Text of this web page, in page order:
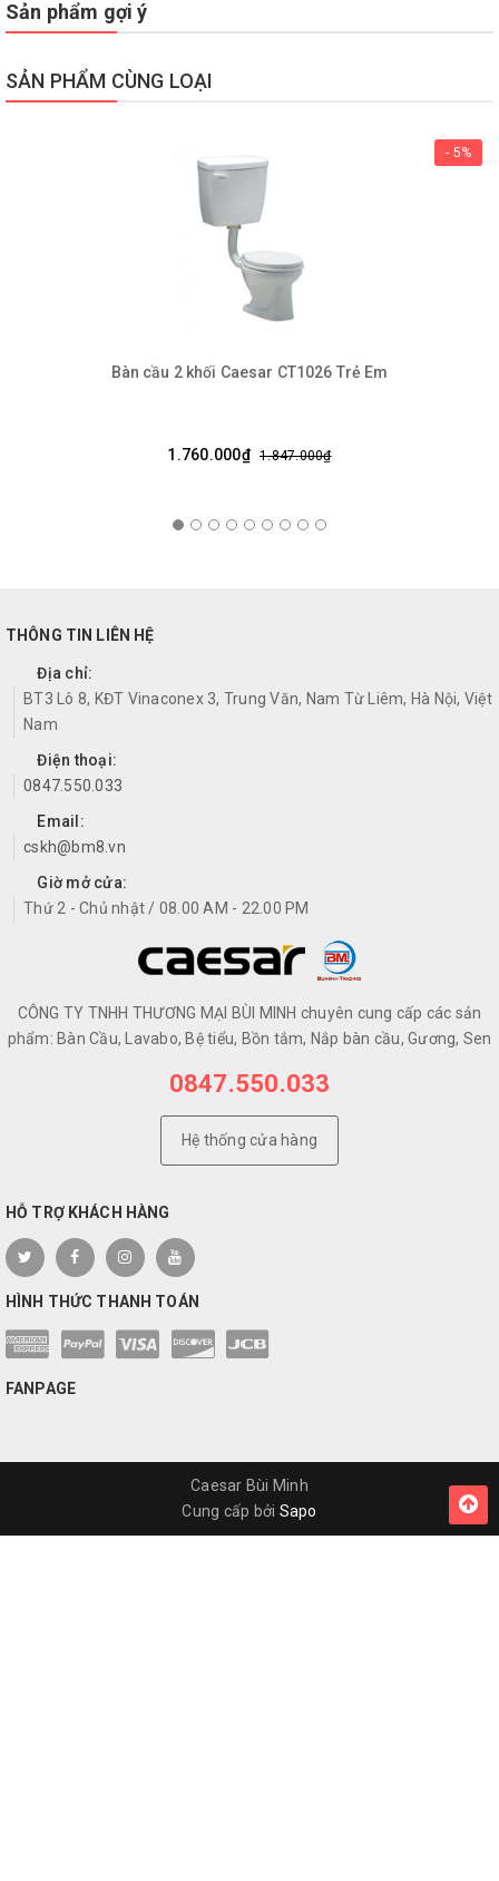
Sản phẩm gợi ý
SẢN PHẨM CÙNG LOẠI
- 5%
Bàn cầu 2 khối Caesar CT1026 Trẻ Em
1.760.000₫ 1.847.000₫
THÔNG TIN LIÊN HỆ
Địa chỉ:
BT3 Lô 8, KĐT Vinaconex 3, Trung Văn, Nam Từ Liêm, Hà Nội, Việt
Nam
Điện thoại:
0847.550.033
Email:
cskh@bm8.vn
Giờ mở cửa:
Thứ 2 - Chủ nhật / 08.00 AM - 22.00 PM
CÔNG TY TNHH THƯƠNG MẠI BÙI MINH chuyên cung cấp các sản
phẩm: Bàn Cầu, Lavabo, Bệ tiểu, Bồn tắm, Nắp bàn cầu, Gương, Sen
0847.550.033
Hệ thống cửa hàng
HỖ TRỢ KHÁCH HÀNG
HÌNH THỨC THANH TOÁN
FANPAGE
Caesar Bùi Minh
Cung cấp bởi Sapo